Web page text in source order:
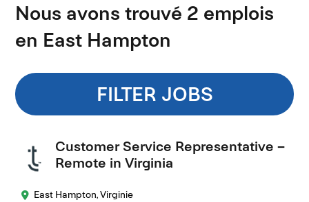
Nous avons trouvé 2 emplois
en East Hampton
FILTER JOBS
Customer Service Representative –
Remote in Virginia
East Hampton, Virginie